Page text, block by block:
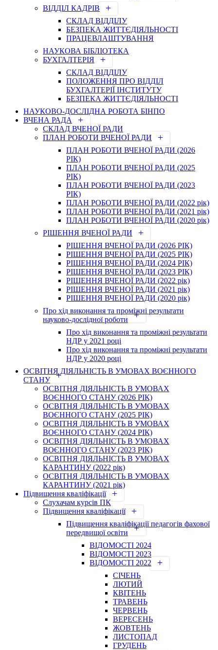
ВІДДІЛ КАДРІВ
СКЛАД ВІДДІЛУ
БЕЗПЕКА ЖИТТЄДІЯЛЬНОСТІ
ПРАЦЕВЛАШТУВАННЯ
НАУКОВА БІБЛІОТЕКА
БУХГАЛТЕРІЯ
СКЛАД ВІДДІЛУ
ПОЛОЖЕННЯ ПРО ВІДДІЛ
БУХГАЛТЕРІЇ ІНСТИТУТУ
БЕЗПЕКА ЖИТТЄДІЯЛЬНОСТІ
НАУКОВО-ДОСЛІДНА РОБОТА БІНПО
ВЧЕНА РАДА
СКЛАД ВЧЕНОЇ РАДИ
ПЛАН РОБОТИ ВЧЕНОЇ РАДИ
ПЛАН РОБОТИ ВЧЕНОЇ РАДИ (2026
РІК)
ПЛАН РОБОТИ ВЧЕНОЇ РАДИ (2025
РІК)
ПЛАН РОБОТИ ВЧЕНОЇ РАДИ (2023
РІК)
ПЛАН РОБОТИ ВЧЕНОЇ РАДИ (2022 рік)
ПЛАН РОБОТИ ВЧЕНОЇ РАДИ (2021 рік)
ПЛАН РОБОТИ ВЧЕНОЇ РАДИ (2020 рік)
РІШЕННЯ ВЧЕНОЇ РАДИ
РІШЕННЯ ВЧЕНОЇ РАДИ (2026 РІК)
РІШЕННЯ ВЧЕНОЇ РАДИ (2025 РІК)
РІШЕННЯ ВЧЕНОЇ РАДИ (2024 РІК)
РІШЕННЯ ВЧЕНОЇ РАДИ (2023 РІК)
РІШЕННЯ ВЧЕНОЇ РАДИ (2022 рік)
РІШЕННЯ ВЧЕНОЇ РАДИ (2021 рік)
РІШЕННЯ ВЧЕНОЇ РАДИ (2020 рік)
Про хід виконання та проміжні результати
науково-дослідної роботи
Про хід виконання та проміжні результати
НДР у 2021 році
Про хід виконання та проміжні результати
НДР у 2020 році
ОСВІТНЯ ДІЯЛЬНІСТЬ В УМОВАХ ВОЄННОГО
СТАНУ
ОСВІТНЯ ДІЯЛЬНІСТЬ В УМОВАХ
ВОЄННОГО СТАНУ (2026 РІК)
ОСВІТНЯ ДІЯЛЬНІСТЬ В УМОВАХ
ВОЄННОГО СТАНУ (2025 РІК)
ОСВІТНЯ ДІЯЛЬНІСТЬ В УМОВАХ
ВОЄННОГО СТАНУ (2024 РІК)
ОСВІТНЯ ДІЯЛЬНІСТЬ В УМОВАХ
ВОЄННОГО СТАНУ (2023 РІК)
ОСВІТНЯ ДІЯЛЬНІСТЬ В УМОВАХ
КАРАНТИНУ (2022 рік)
ОСВІТНЯ ДІЯЛЬНІСТЬ В УМОВАХ
КАРАНТИНУ (2021 рік)
Підвищення кваліфікації
Слухачам курсів ПК
Підвищення кваліфікації
Підвищення кваліфікації педагогів фахової
передвищої освіти
ВІДОМОСТІ 2024
ВІДОМОСТІ 2023
ВІДОМОСТІ 2022
СІЧЕНЬ
ЛЮТИЙ
КВІТЕНЬ
ТРАВЕНЬ
ЧЕРВЕНЬ
ВЕРЕСЕНЬ
ЖОВТЕНЬ
ЛИСТОПАД
ГРУДЕНЬ